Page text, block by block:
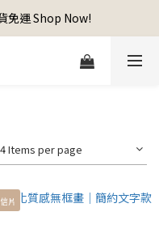
免運 Shop Now!
Items per page
片